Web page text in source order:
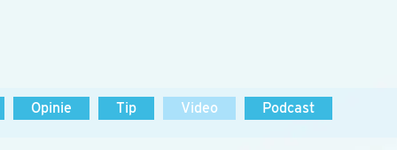
Opinie Tip Video Podcast